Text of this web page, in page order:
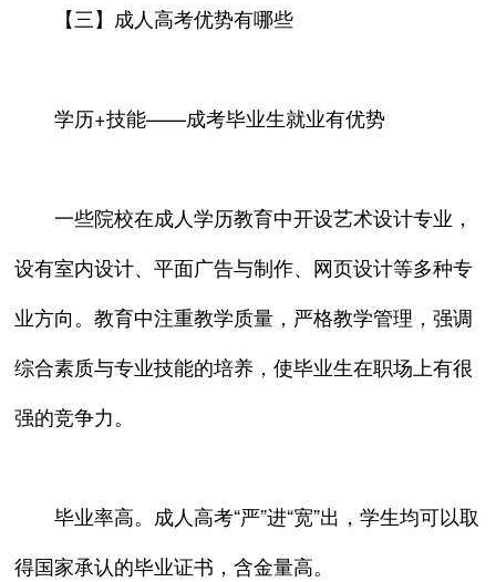
【三】成人高考优势有哪些
学历+技能——成考毕业生就业有优势
一些院校在成人学历教育中开设艺术设计专业，
设有室内设计、平面广告与制作、网页设计等多种专
业方向。教育中注重教学质量，严格教学管理，强调
综合素质与专业技能的培养，使毕业生在职场上有很
强的竞争力。
毕业率高。成人高考“严”进“宽”出，学生均可以取
得国家承认的毕业证书，含金量高。